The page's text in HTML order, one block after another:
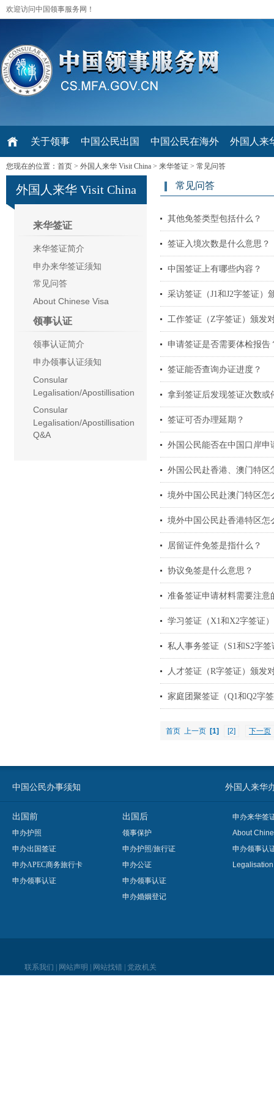
欢迎访问中国领事服务网！
关于领事 中国公民出国 中国公民在海外 外国人来
您现在的位置： 首页 > 外国人来华 Visit China > 来华签证 > 常见问答
外国人来华 Visit China
来华签证
来华签证简介
申办来华签证须知
常见问答
About Chinese Visa
领事认证
领事认证简介
申办领事认证须知
Consular
Legalisation/Apostillisation
Consular
Legalisation/Apostillisation
Q&A
常见问答
其他免签类型包括什么？
签证入境次数是什么意思？
中国签证上有哪些内容？
采访签证（J1和J2字签证）
工作签证（Z字签证）颁发
申请签证是否需要体检报告
签证能否查询办证进度？
拿到签证后发现签证次数
签证可否办理延期？
外国公民能否在中国口岸申
外国公民赴香港、澳门特区
境外中国公民赴澳门特区怎
境外中国公民赴香港特区怎
居留证件免签是指什么？
协议免签是什么意思？
准备签证申请材料需要注意
学习签证（X1和X2字签证
私人事务签证（S1和S2字
人才签证（R字签证）颁发
家庭团聚签证（Q1和Q2字
首页 上一页 [1] [2] 下一页
中国公民办事须知 外国人来华
出国前
申办护照
申办出国签证
申办APEC商务旅行卡
申办领事认证
出国后
领事保护
申办护照/旅行证
申办公证
申办领事认证
申办婚姻登记
申办来华签
About
申办领事认
联系我们 网站声明 网站找错 党政机关